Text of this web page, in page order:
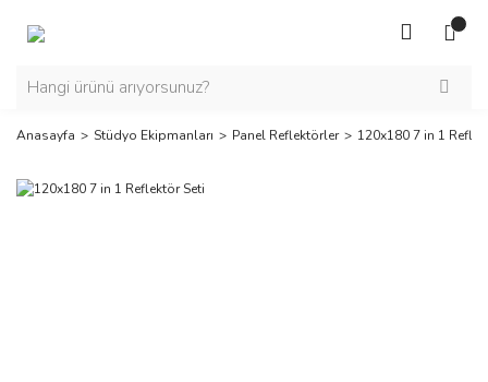
Anasayfa Stüdyo Ekipmanları Panel Reflektörler 120x180 7 in 1